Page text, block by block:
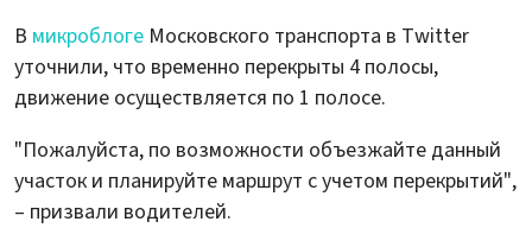
В микроблоге Московского транспорта в Twitter
уточнили, что временно перекрыты 4 полосы,
движение осуществляется по 1 полосе.
"Пожалуйста, по возможности объезжайте данный
участок и планируйте маршрут с учетом перекрытий",
– призвали водителей.